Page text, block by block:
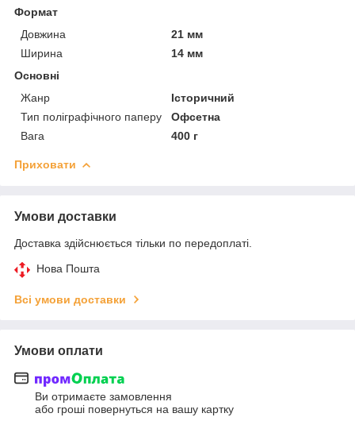
Формат
Довжина
21 мм
Ширина
14 мм
Основні
Жанр
Історичний
Тип поліграфічного паперу
Офсетна
Вага
400 г
Приховати
Умови доставки
Доставка здійснюється тільки по передоплаті.
Нова Пошта
Всі умови доставки
Умови оплати
Ви отримаєте замовлення
або гроші повернуться на вашу картку